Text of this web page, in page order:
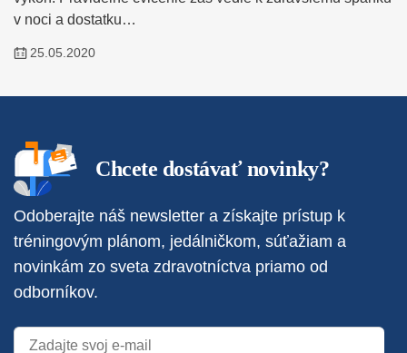
v noci a dostatku…
25.05.2020
Chcete dostávať novinky?
Odoberajte náš newsletter a získajte prístup k
tréningovým plánom, jedálničkom, súťažiam a
novinkám zo sveta zdravotníctva priamo od
odborníkov.